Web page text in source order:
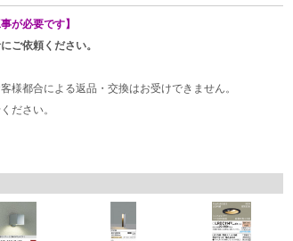
が必要です】
ご依頼ください。
様都合による返品・交換はお受けできません。
ださい。